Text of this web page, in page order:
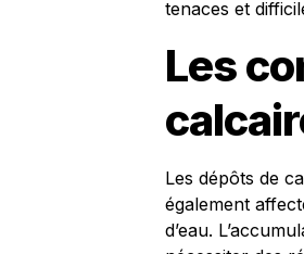
tenaces et
Les
Les dépôts de
également
d’eau.